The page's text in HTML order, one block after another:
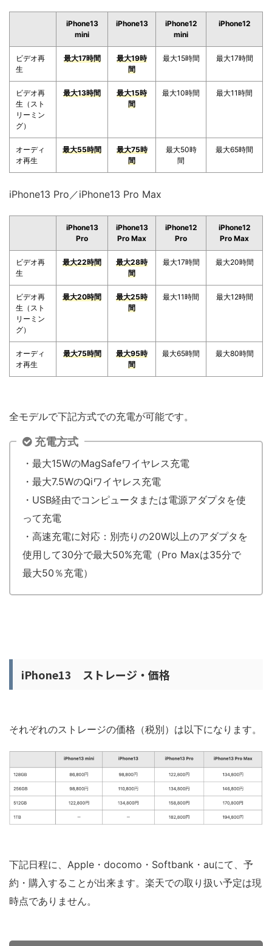
iPhone13
mini
iPhone13
iPhone12
mini
iPhone12
ビデオ再
生
最大17時間
最大19時
間
最大15時間 最大17時間
ビデオ再
生（スト
リーミン
グ）
最大13時間
最大15時
間
最大10時間 最大11時間
オーディ
オ再生
最大55時間
最大75時
間
最大50時
間
最大65時間
iPhone13 Pro／iPhone13 Pro Max
iPhone13
Pro
iPhone13
Pro Max
iPhone12
Pro
iPhone12
Pro Max
ビデオ再
生
最大22時間
最大28時
間
最大17時間 最大20時間
ビデオ再
生（スト
リーミン
グ）
最大20時間
最大25時
間
最大11時間 最大12時間
オーディ
オ再生
最大75時間
最大95時
間
最大65時間 最大80時間
全モデルで下記方式での充電が可能です。
充電方式
・最大15WのMagSafeワイヤレス充電
・最大7.5WのQiワイヤレス充電
・USB経由でコンピュータまたは電源アダプタを使
って充電
・高速充電に対応：別売りの20W以上のアダプタを
使用して30分で最大50%充電（Pro Maxは35分で
最大50％充電）
iPhone13 ストレージ・価格
それぞれのストレージの価格（税別）は以下になります。
下記日程に、Apple・docomo・Softbank・auにて、予
約・購入することが出来ます。楽天での取り扱い予定は現
時点でありません。